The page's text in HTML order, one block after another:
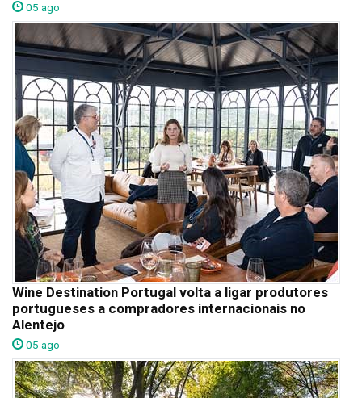
05 ago
Wine Destination Portugal volta a ligar produtores
portugueses a compradores internacionais no
Alentejo
05 ago